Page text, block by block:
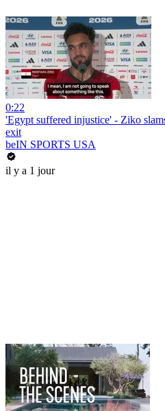
0:22
'Egypt suffered injustice' - Ziko
exit
beIN SPORTS USA
il y a 1 jour